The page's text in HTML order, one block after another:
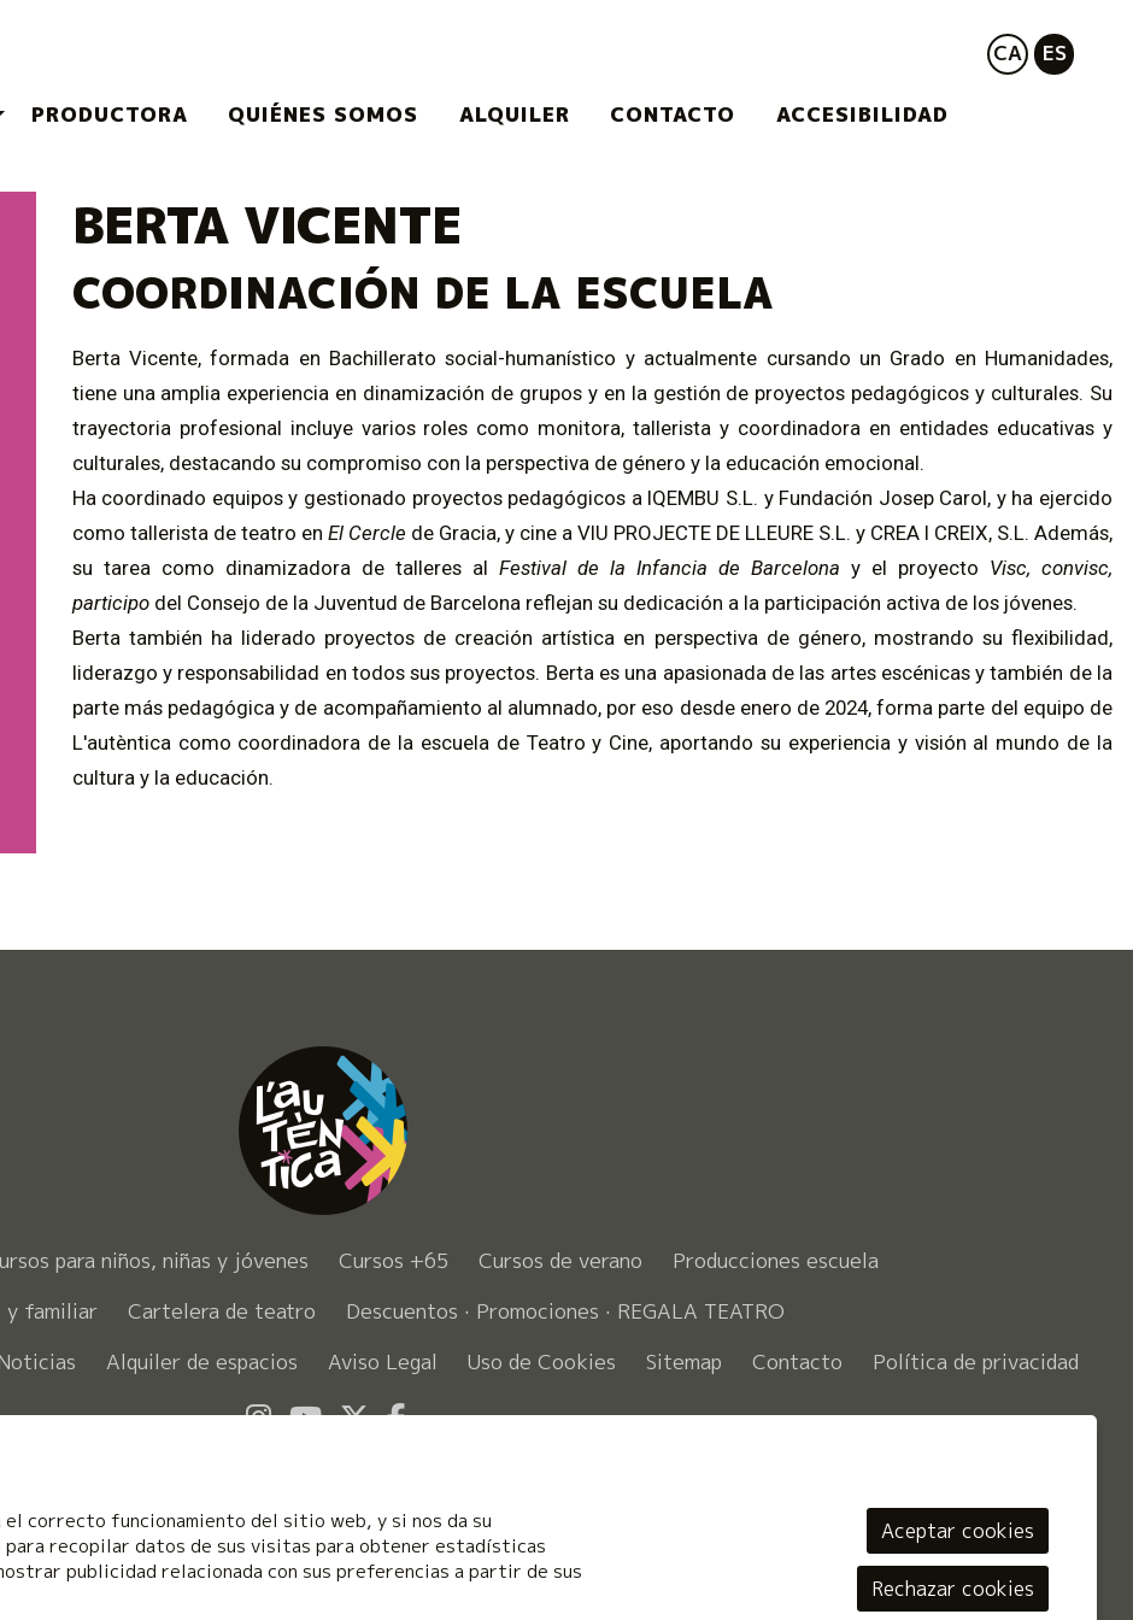
CA ES
PRODUCTORA QUIÉNES SOMOS ALQUILER CONTACTO ACCESIBILIDAD
BERTA VICENTE
COORDINACIÓN DE LA ESCUELA
Berta Vicente, formada en Bachillerato social-humanístico y actualmente cursando un Grado en Humanidades,
tiene una amplia experiencia en dinamización de grupos y en la gestión de proyectos pedagógicos y culturales. Su
trayectoria profesional incluye varios roles como monitora, tallerista y coordinadora en entidades educativas y
culturales, destacando su compromiso con la perspectiva de género y la educación emocional.
Ha coordinado equipos y gestionado proyectos pedagógicos a IQEMBU S.L. y Fundación Josep Carol, y ha ejercido
como tallerista de teatro en El Cercle de Gracia, y cine a VIU PROJECTE DE LLEURE S.L. y CREA I CREIX, S.L. Además,
su tarea como dinamizadora de talleres al Festival de la Infancia de Barcelona y el proyecto Visc, convisc,
participodel Consejo de la Juventud de Barcelona reflejan su dedicación a la participación activa de los jóvenes.
Berta también ha liderado proyectos de creación artística en perspectiva de género, mostrando su flexibilidad,
liderazgo y responsabilidad en todos sus proyectos. Berta es una apasionada de las artes escénicas y también de la
parte más pedagógica y de acompañamiento al alumnado, por eso desde enero de 2024, forma parte del equipo de
L'autèntica como coordinadora de la escuela de Teatro y Cine, aportando su experiencia y visión al mundo de la
cultura y la educación.
para niños, niñas y jóvenes Cursos +65 Cursos de verano
Producciones escuela
y familiar
Cartelera de teatro
Descuentos · Promociones · REGALA TEATRO
Alquiler de espacios Aviso Legal Uso de Cookies Sitemap Contacto Política de privacidad
Link a instagram
Link a youtube
Link a twitter
Link a facebook
correcto funcionamiento del sitio web, y si nos da su
recopilar datos de sus visitas para obtener estadísticas
publicidad relacionada con sus preferencias a partir de sus
Aceptar cookies
Rechazar cookies